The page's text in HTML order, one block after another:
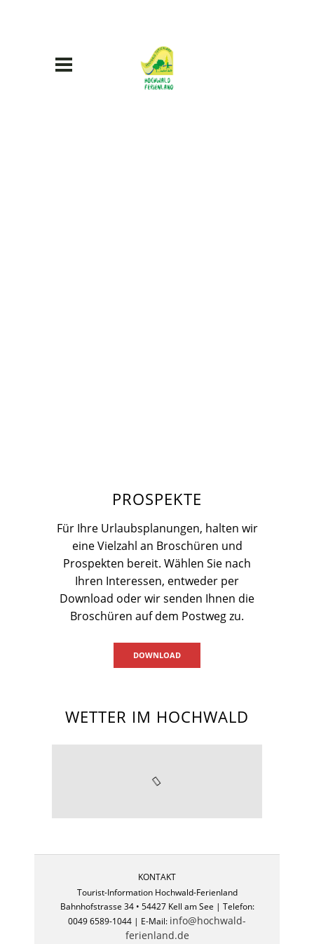
PROSPEKTE
Für Ihre Urlaubsplanungen, halten wir
eine Vielzahl an Broschüren und
Prospekten bereit. Wählen Sie nach
Ihren Interessen, entweder per
Download oder wir senden Ihnen die
Broschüren auf dem Postweg zu.
DOWNLOAD
WETTER IM HOCHWALD
KONTAKT
Tourist-Information Hochwald-Ferienland
Bahnhofstrasse 34 • 54427 Kell am See | Telefon:
0049 6589-1044 | E-Mail: info@hochwald-
ferienland.de